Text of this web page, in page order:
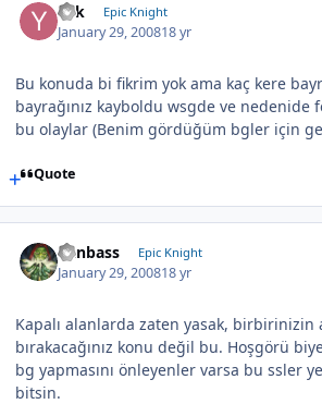
Yek Epic Knight
January 29, 200818 yr
Bu konuda bi fikrim yok ama kaç kere
bayrağınız kayboldu wsgde ve nedenide
bu olaylar (Benim gördüğüm bgler için
Quote
Canbass Epic Knight
January 29, 200818 yr
Kapalı alanlarda zaten yasak, birbirinizin
bırakacağınız konu değil bu. Hoşgörü
bg yapmasını önleyenler varsa bu ssler
bitsin.